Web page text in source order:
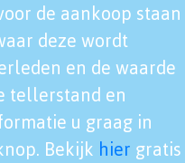
de aankoop staan
deze wordt
en de waarde
tellerstand en
u graag in
Bekijk hier gratis